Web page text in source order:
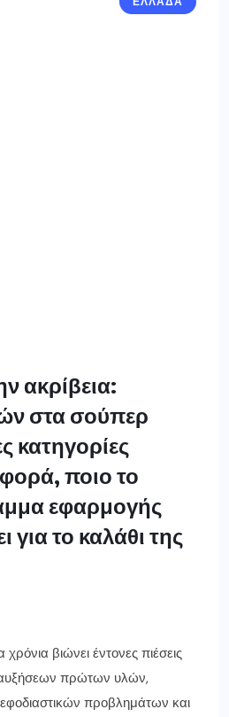
ακρίβεια:
στα σούπερ
κατηγορίες
ποιο το
εφαρμογής
για το καλάθι της
βιώνει έντονες πιέσεις
πρώτων υλών,
προβλημάτων και